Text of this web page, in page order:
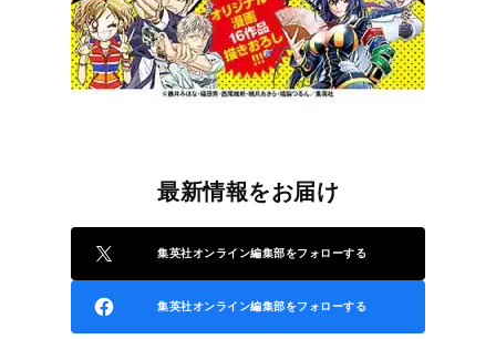
最新情報をお届け
集英社オンライン編集部をフォローする
集英社オンライン編集部をフォローする